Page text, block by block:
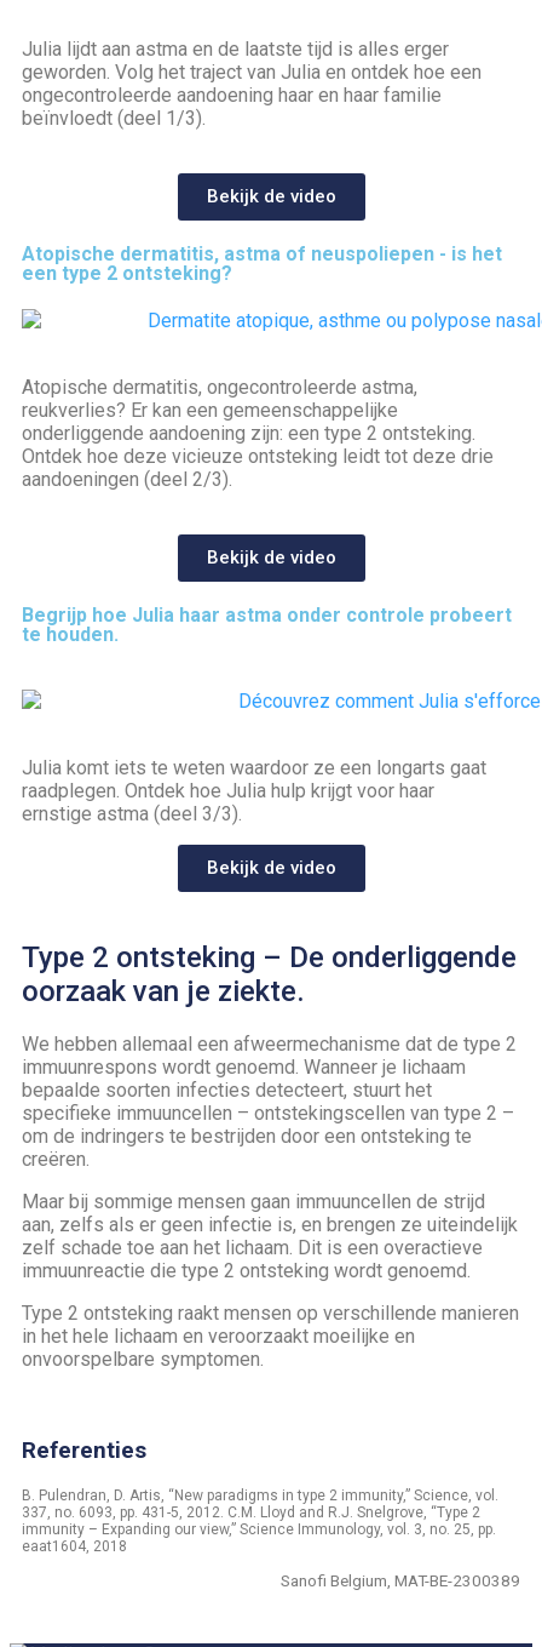
Julia lijdt aan astma en de laatste tijd is alles erger
geworden. Volg het traject van Julia en ontdek hoe een
ongecontroleerde aandoening haar en haar familie
beïnvloedt (deel 1/3).
Bekijk de video
Atopische dermatitis, astma of neuspoliepen - is het
een type 2 ontsteking?
Atopische dermatitis, ongecontroleerde astma,
reukverlies? Er kan een gemeenschappelijke
onderliggende aandoening zijn: een type 2 ontsteking.
Ontdek hoe deze vicieuze ontsteking leidt tot deze drie
aandoeningen (deel 2/3).
Bekijk de video
Begrijp hoe Julia haar astma onder controle probeert
te houden.
Julia komt iets te weten waardoor ze een longarts gaat
raadplegen. Ontdek hoe Julia hulp krijgt voor haar
ernstige astma (deel 3/3).
Bekijk de video
Type 2 ontsteking – De onderliggende
oorzaak van je ziekte.
We hebben allemaal een afweermechanisme dat de type 2
immuunrespons wordt genoemd. Wanneer je lichaam
bepaalde soorten infecties detecteert, stuurt het
specifieke immuuncellen – ontstekingscellen van type 2 –
om de indringers te bestrijden door een ontsteking te
creëren.
Maar bij sommige mensen gaan immuuncellen de strijd
aan, zelfs als er geen infectie is, en brengen ze uiteindelijk
zelf schade toe aan het lichaam. Dit is een overactieve
immuunreactie die type 2 ontsteking wordt genoemd.
Type 2 ontsteking raakt mensen op verschillende manieren
in het hele lichaam en veroorzaakt moeilijke en
onvoorspelbare symptomen.
Referenties
B. Pulendran, D. Artis, “New paradigms in type 2 immunity,” Science, vol.
337, no. 6093, pp. 431-5, 2012. C.M. Lloyd and R.J. Snelgrove, “Type 2
immunity – Expanding our view,” Science Immunology, vol. 3, no. 25, pp.
eaat1604, 2018
Sanofi Belgium, MAT-BE-2300389